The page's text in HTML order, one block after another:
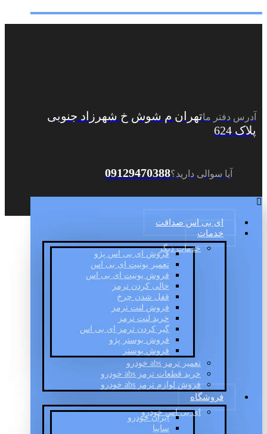
آدرس دفتر ماتهران م شوش خ شهرزاد جنوبی
پلاک 624
آیا سوالی دارید؟09129470388
ای بی اس صداقت
خدمات
خدمات دیگر
فروش ای بی اس پژو
تعمیر یونیت ای بی اس
فروش یونیت ای بی اس
خالی کردن ترمز
قفل شدن چرخ
فروش لنت ترمز
خرید لنت ترمز
گیر کردن ترمز ای بی اس
فروش بوستر پژو
فروش بوستر
تعمیر ترمز abs خودرو
خرید قطعات ترمز abs خودرو
فروش لوازم ترمز abs خودرو
فروشگاه
ای بی اس خودرو
ایران خودرو
سایپا